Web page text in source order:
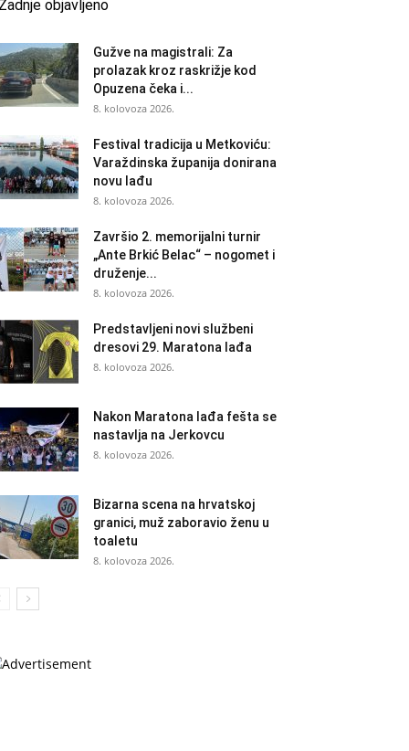
objavljeno
Gužve na magistrali: Za
prolazak kroz raskrižje kod
Opuzena čeka i...
8. kolovoza 2026.
Festival tradicija u Metkoviću:
Varaždinska županija donirana
novu lađu
8. kolovoza 2026.
Završio 2. memorijalni turnir
„Ante Brkić Belac“ – nogomet i
druženje...
8. kolovoza 2026.
Predstavljeni novi službeni
dresovi 29. Maratona lađa
8. kolovoza 2026.
Nakon Maratona lađa fešta se
nastavlja na Jerkovcu
8. kolovoza 2026.
Bizarna scena na hrvatskoj
granici, muž zaboravio ženu u
toaletu
8. kolovoza 2026.